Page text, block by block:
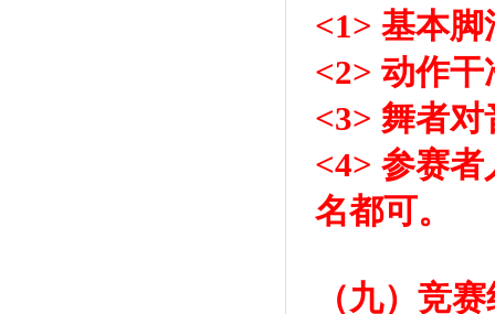
<1> 基本
<2> 动作
<3> 舞者
<4> 参赛
名都可。
（九）竞